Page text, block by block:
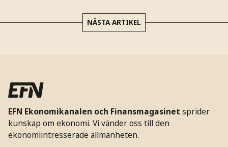
NÄSTA ARTIKEL
EFN Ekonomikanalen och Finansmagasinet sprider
kunskap om ekonomi. Vi vänder oss till den
ekonomiintresserade allmänheten.